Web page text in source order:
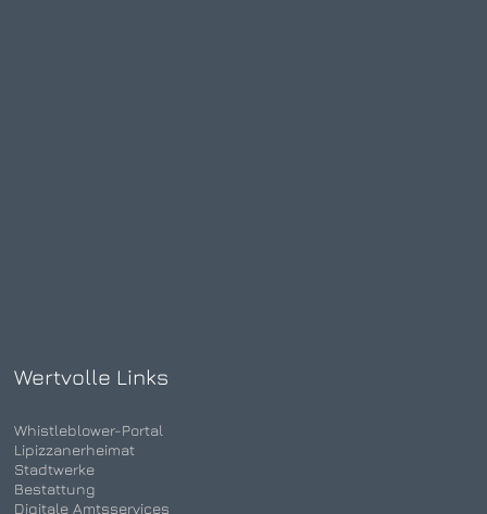
Wertvolle Links
Whistleblower-Portal
Lipizzanerheimat
Stadtwerke
Bestattung
Digitale Amtsservices